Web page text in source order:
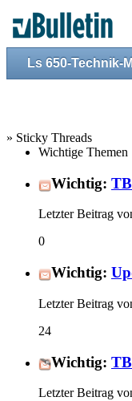
Ls 650-Technik-
» Sticky Threads
Wichtige Themen
Wichtig:
Letzter Beitrag
0
Wichtig:
Letzter Beitrag
24
Wichtig:
Letzter Beitrag